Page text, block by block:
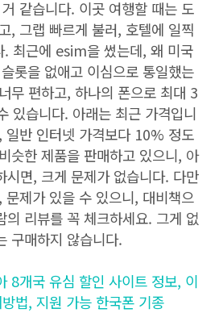
같습니다. 이곳 여행할 때는 도
, 그랩 빠르게 불러, 호텔에 일찍
. 최근에 esim을 썼는데, 왜 미국
롯을 없애고 이심으로 통일했는
무 편하고, 하나의 폰으로 최대 3
있습니다. 아래는 최근 가격입니
일반 인터넷 가격보다 10% 정도
슷한 제품을 판매하고 있으니, 아
시면, 크게 문제가 없습니다. 다만
문제가 있을 수 있으니, 대비책으
의 리뷰를 꼭 체크하세요. 그게 없
구매하지 않습니다.
8개국 유심 할인 사이트 정보, 이
법, 지원 가능 한국폰 기종